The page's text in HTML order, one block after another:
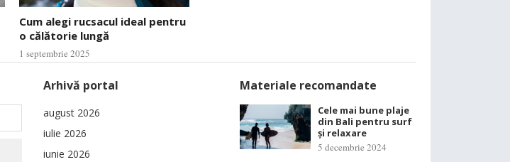
Cum alegi rucsacul ideal pentru
o călătorie lungă
1 septembrie 2025
Arhivă portal
august 2026
iulie 2026
iunie 2026
Materiale recomandate
Cele mai bune plaje
din Bali pentru surf
și relaxare
5 decembrie 2024